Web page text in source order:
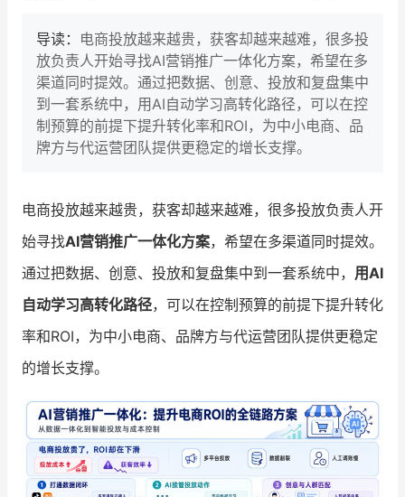
增长产品指南
智库 产品场景库
产品更新动态 帮助中心
品牌消费观 行业报告
新零售资讯
培训课程
增长俱乐部
增长俱乐部 有赞商盟
商家社区 社群交流
导读： 电商投放越来越贵，获客却越来越难，很多投
放负责人开始寻找AI营销推广一体化方案，希望在多
渠道同时提效。通过把数据、创意、投放和复盘集中
到一套系统中，用AI自动学习高转化路径，可以在控
制预算的前提下提升转化率和ROI，为中小电商、品
牌方与代运营团队提供更稳定的增长支撑。
电商投放越来越贵，获客却越来越难，很多投放负责人开
始寻找AI营销推广一体化方案，希望在多渠道同时提效。
通过把数据、创意、投放和复盘集中到一套系统中， 用AI
自动学习高转化路径，可以在控制预算的前提下提升转化
率和ROI，为中小电商、品牌方与代运营团队提供更稳定
的增长支撑。